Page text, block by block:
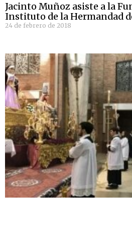
Jacinto Muñoz asiste a la
Instituto de la Hermandad
24 de febrero de 2018